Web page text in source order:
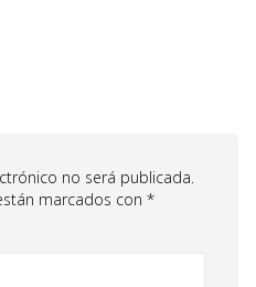
no será publicada.
marcados con *